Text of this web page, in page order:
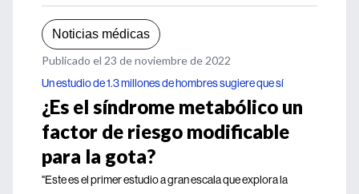
Noticias médicas
Publicado el 23 de noviembre de 2022
Un estudio de 1.3 millones de hombres sugiere que sí
¿Es el síndrome metabólico un
factor de riesgo modificable
para la gota?
"Este es el primer estudio a gran escala que explora la